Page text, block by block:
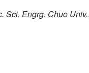
Sci. Engrg. Chuo Univ.